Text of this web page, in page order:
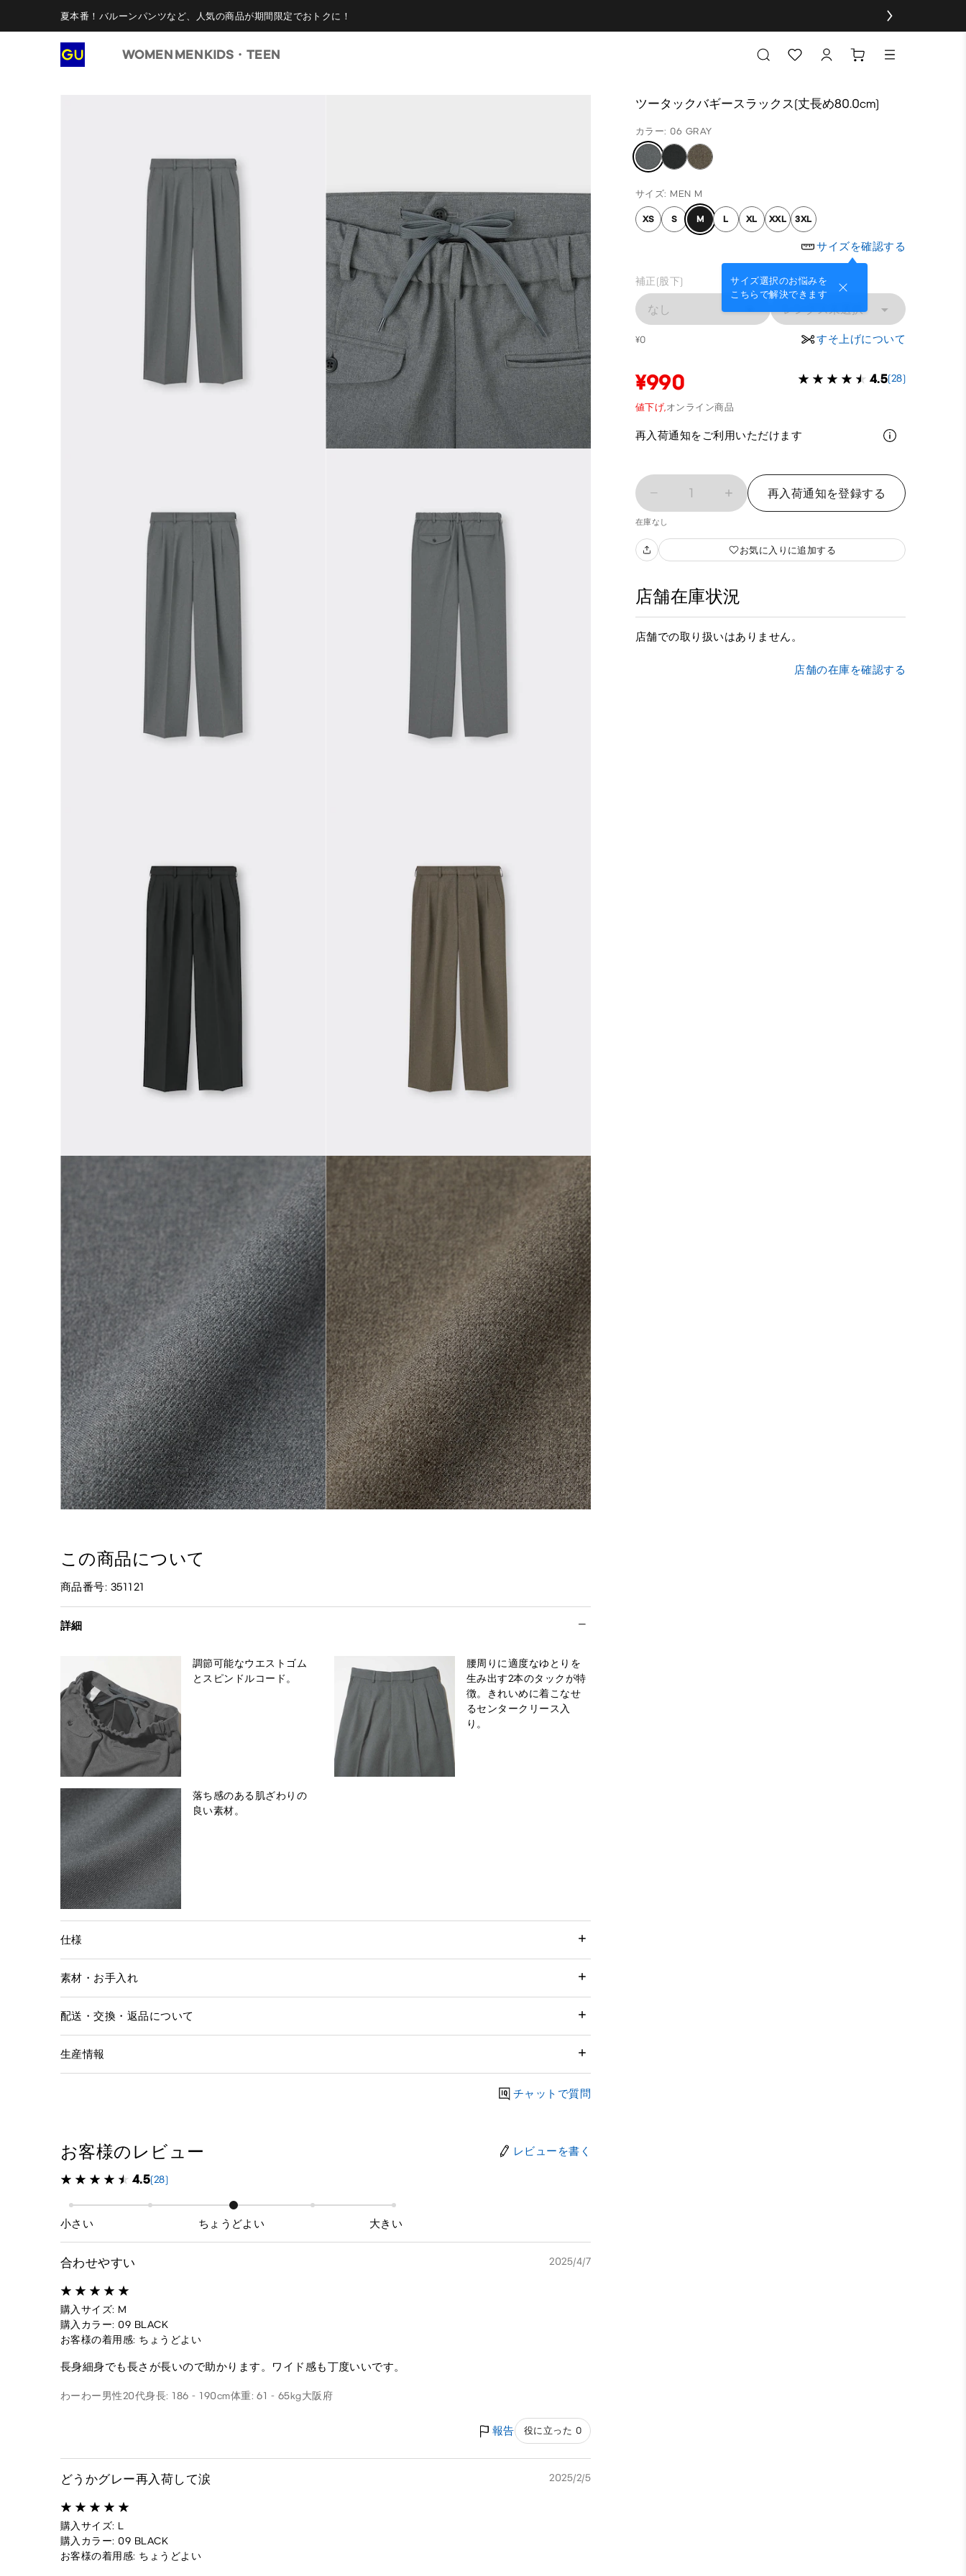
夏本番！バルーンパンツなど、人気の商品が期間限定でおトクに！
WOMEN MENKIDS・TEEN
ツータックバギースラックス(丈長め80.0cm)
カラー: 06 GRAY
サイズ: MEN M
XS S M L XL XXL 3XL
サイズを確認する
サイズ選択のお悩みを
こちらで解決できます
補正(股下)
なし レングス未選択
¥0 すそ上げについて
¥990 4.5(28)
値下げ,オンライン商品
再入荷通知をご利用いただけます
1 再入荷通知を登録する
在庫なし
お気に入りに追加する
店舗在庫状況
店舗での取り扱いはありません。
店舗の在庫を確認する
この商品について
商品番号: 351121
詳細
調節可能なウエストゴム
とスピンドルコード。
腰周りに適度なゆとりを
生み出す2本のタックが特
徴。きれいめに着こなせ
るセンタークリース入
り。
落ち感のある肌ざわりの
良い素材。
仕様
素材・お手入れ
配送・交換・返品について
生産情報
チャットで質問
お客様のレビュー レビューを書く
4.5(28)
小さい ちょうどよい 大きい
合わせやすい 2025/4/7
購入サイズ: M
購入カラー: 09 BLACK
お客様の着用感: ちょうどよい
長身細身でも長さが長いので助かります。ワイド感も丁度いいです。
わーわー男性20代身長: 186 - 190cm体重: 61 - 65kg大阪府
報告 役に立った 0
どうかグレー再入荷して涙 2025/2/5
購入サイズ: L
購入カラー: 09 BLACK
お客様の着用感: ちょうどよい